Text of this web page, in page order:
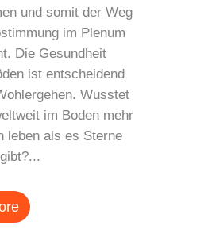
und somit der Weg
im Plenum
Die Gesundheit
ist entscheidend
Wusstet
im Boden mehr
leben als es Sterne